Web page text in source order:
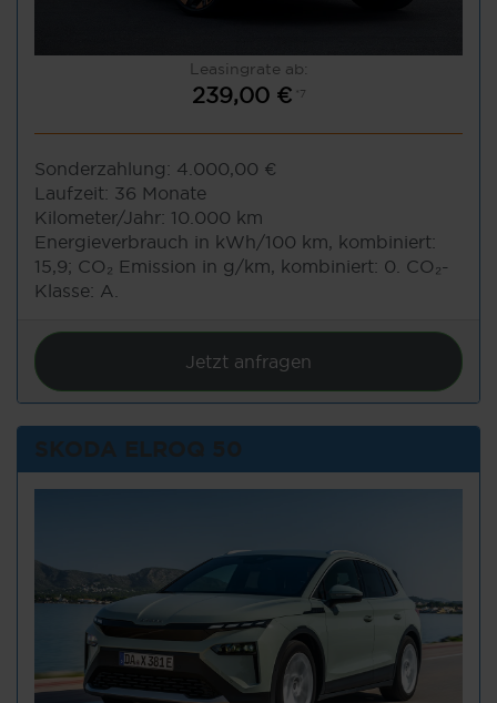
Leasingrate ab:
239,00 €*7
Sonderzahlung: 4.000,00 €
Laufzeit: 36 Monate
Kilometer/Jahr: 10.000 km
Energieverbrauch in kWh/100 km, kombiniert:
15,9; CO₂ Emission in g/km, kombiniert: 0. CO₂-
Klasse: A.
Jetzt anfragen